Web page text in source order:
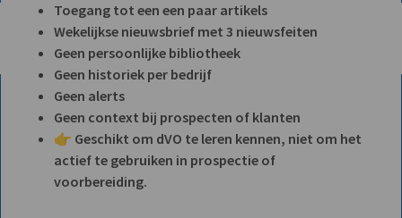
Toegang tot een een paar artikels
Wekelijkse nieuwsbrief met 3 nieuwsfeiten
Geen persoonlijke bibliotheek
Geen historiek per bedrijf
Geen alerts
Geen context bij prospecten of klanten
👉 Geschikt om dVO te leren kennen, niet om het
actief te gebruiken in prospectie of
voorbereiding.